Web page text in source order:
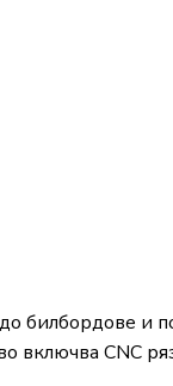
билбордове и
CNC